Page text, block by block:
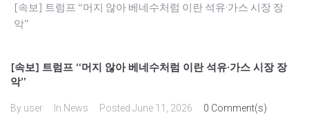
[속보] 트럼프 “머지 않아 베네수처럼 이란 석유·가스 시장 장
악”
[속보] 트럼프 “머지 않아 베네수처럼 이란 석유·가스 시장 장
악”
By user In News Posted June 11, 2026 0 Comment(s)